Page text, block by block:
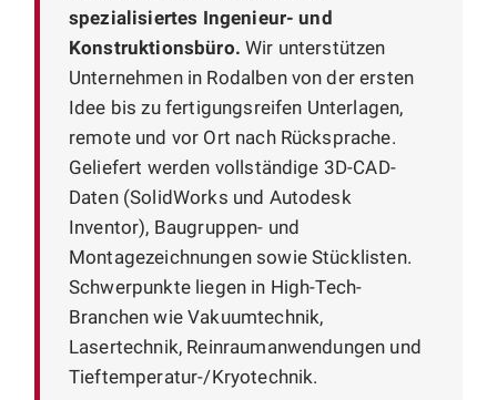
spezialisiertes Ingenieur- und
Konstruktionsbüro. Wir unterstützen
Unternehmen in Rodalben von der ersten
Idee bis zu fertigungsreifen Unterlagen,
remote und vor Ort nach Rücksprache.
Geliefert werden vollständige 3D-CAD-
Daten (SolidWorks und Autodesk
Inventor), Baugruppen- und
Montagezeichnungen sowie Stücklisten.
Schwerpunkte liegen in High-Tech-
Branchen wie Vakuumtechnik,
Lasertechnik, Reinraumanwendungen und
Tieftemperatur-/Kryotechnik.